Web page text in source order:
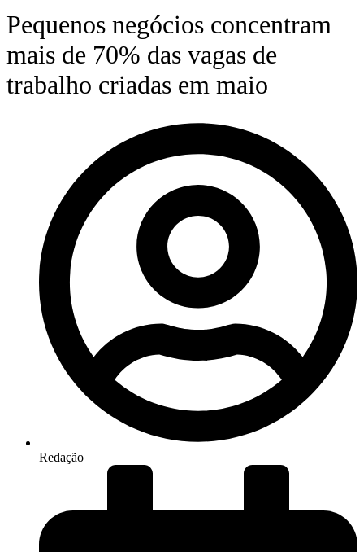
Pequenos negócios concentram
mais de 70% das vagas de
trabalho criadas em maio
Redação